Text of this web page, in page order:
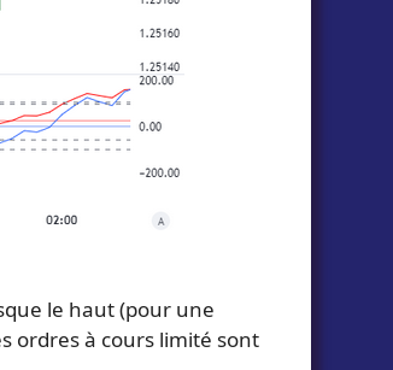
le haut (pour une
ordres à cours limité sont